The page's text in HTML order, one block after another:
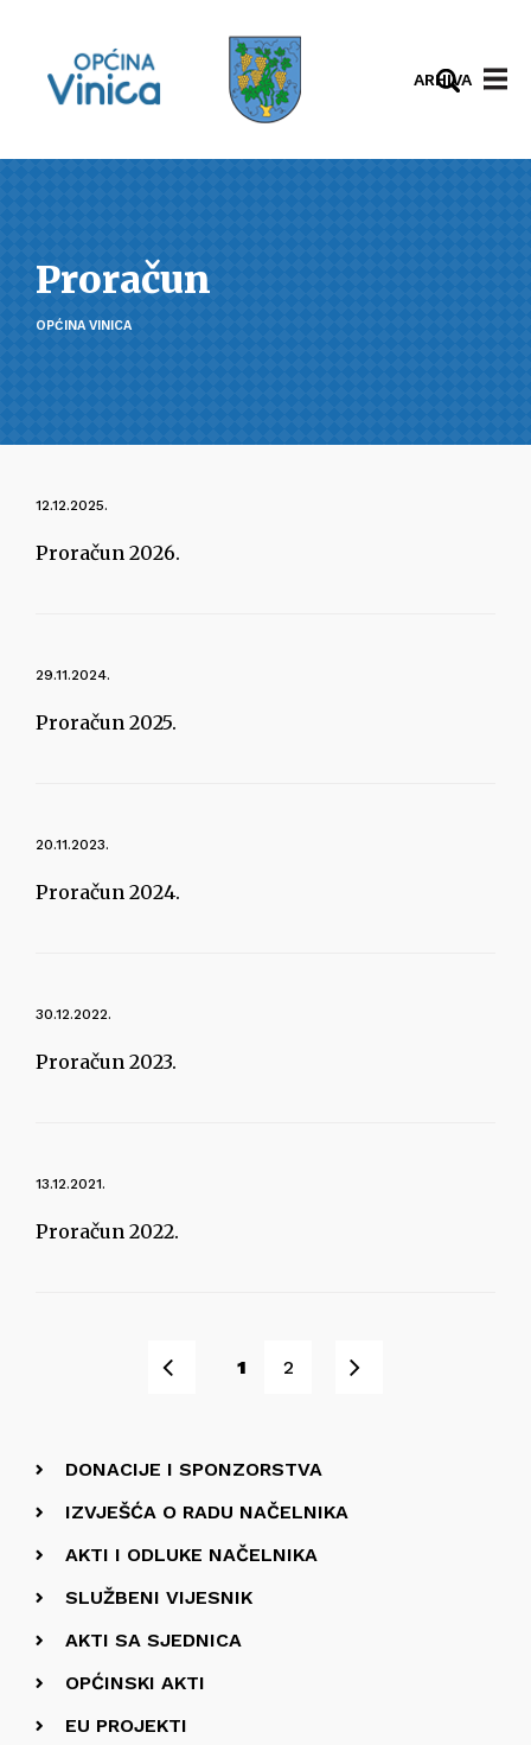
ARHIVA
Proračun
OPĆINA VINICA
12.12.2025.
Proračun 2026.
29.11.2024.
Proračun 2025.
20.11.2023.
Proračun 2024.
30.12.2022.
Proračun 2023.
13.12.2021.
Proračun 2022.
1 2
DONACIJE I SPONZORSTVA
IZVJEŠĆA O RADU NAČELNIKA
AKTI I ODLUKE NAČELNIKA
SLUŽBENI VIJESNIK
AKTI SA SJEDNICA
OPĆINSKI AKTI
EU PROJEKTI